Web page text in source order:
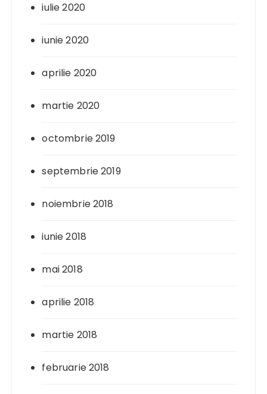
iulie 2020
iunie 2020
aprilie 2020
martie 2020
octombrie 2019
septembrie 2019
noiembrie 2018
iunie 2018
mai 2018
aprilie 2018
martie 2018
februarie 2018